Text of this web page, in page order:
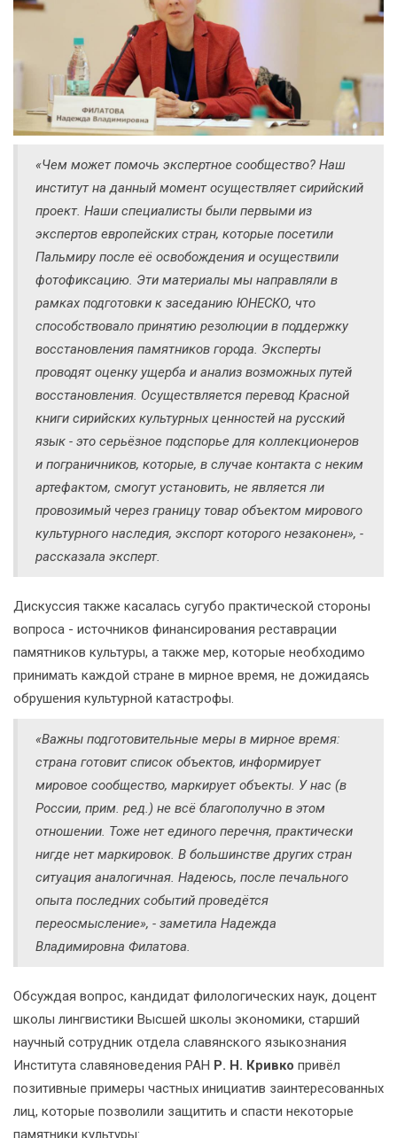
«Чем может помочь экспертное сообщество? Наш
институт на данный момент осуществляет сирийский
проект. Наши специалисты были первыми из
экспертов европейских стран, которые посетили
Пальмиру после её освобождения и осуществили
фотофиксацию. Эти материалы мы направляли в
рамках подготовки к заседанию ЮНЕСКО, что
способствовало принятию резолюции в поддержку
восстановления памятников города. Эксперты
проводят оценку ущерба и анализ возможных путей
восстановления. Осуществляется перевод Красной
книги сирийских культурных ценностей на русский
язык - это серьёзное подспорье для коллекционеров
и пограничников, которые, в случае контакта с неким
артефактом, смогут установить, не является ли
провозимый через границу товар объектом мирового
культурного наследия, экспорт которого незаконен», -
рассказала эксперт.
Дискуссия также касалась сугубо практической стороны
вопроса - источников финансирования реставрации
памятников культуры, а также мер, которые необходимо
принимать каждой стране в мирное время, не дожидаясь
обрушения культурной катастрофы.
«Важны подготовительные меры в мирное время:
страна готовит список объектов, информирует
мировое сообщество, маркирует объекты. У нас (в
России, прим. ред.) не всё благополучно в этом
отношении. Тоже нет единого перечня, практически
нигде нет маркировок. В большинстве других стран
ситуация аналогичная. Надеюсь, после печального
опыта последних событий проведётся
переосмысление», - заметила Надежда
Владимировна Филатова.
Обсуждая вопрос, кандидат филологических наук, доцент
школы лингвистики Высшей школы экономики, старший
научный сотрудник отдела славянского языкознания
Института славяноведения РАН Р. Н. Кривко привёл
позитивные примеры частных инициатив заинтересованных
лиц, которые позволили защитить и спасти некоторые
памятники культуры: